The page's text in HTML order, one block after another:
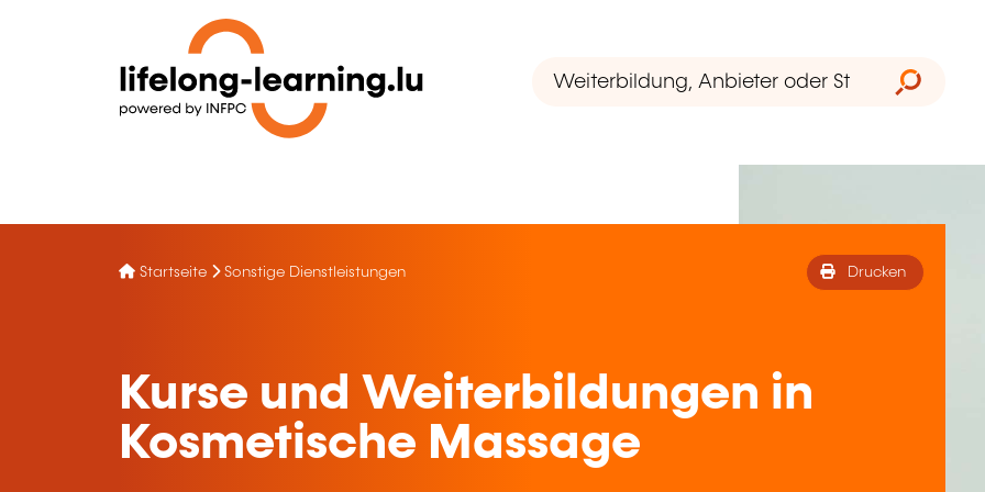
Startseite Sonstige Dienstleistungen Drucken
Kurse und Weiterbildungen in
Kosmetische Massage